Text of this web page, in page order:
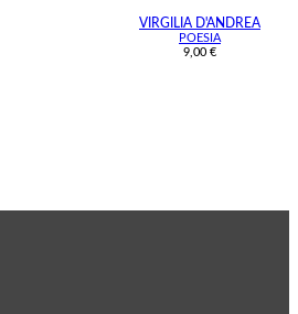
VIRGILIA D'ANDREA
POESIA
9,00 €